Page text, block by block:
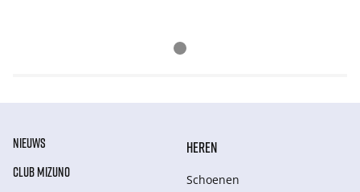
NIEUWS
CLUB MIZUNO
HEREN
Schoenen